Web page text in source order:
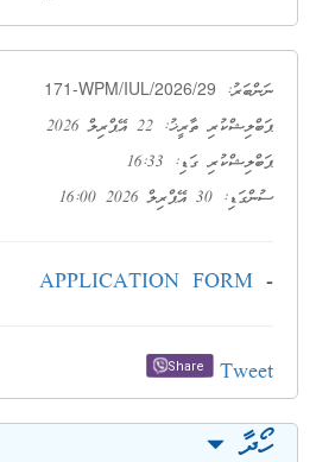
ނަންބަރު: 171-WPM/IUL/2026/29
ޕަބްލިޝްކުރި ތާރީޚު: 22 އޭޕްރިލް 2026
ޕަބްލިޝްކުރި ގަޑި: 16:33
ސުންގަޑި: 30 އޭޕްރިލް 2026 16:00
-
APPLICATION FORM
Tweet
Share
ހޯދާ